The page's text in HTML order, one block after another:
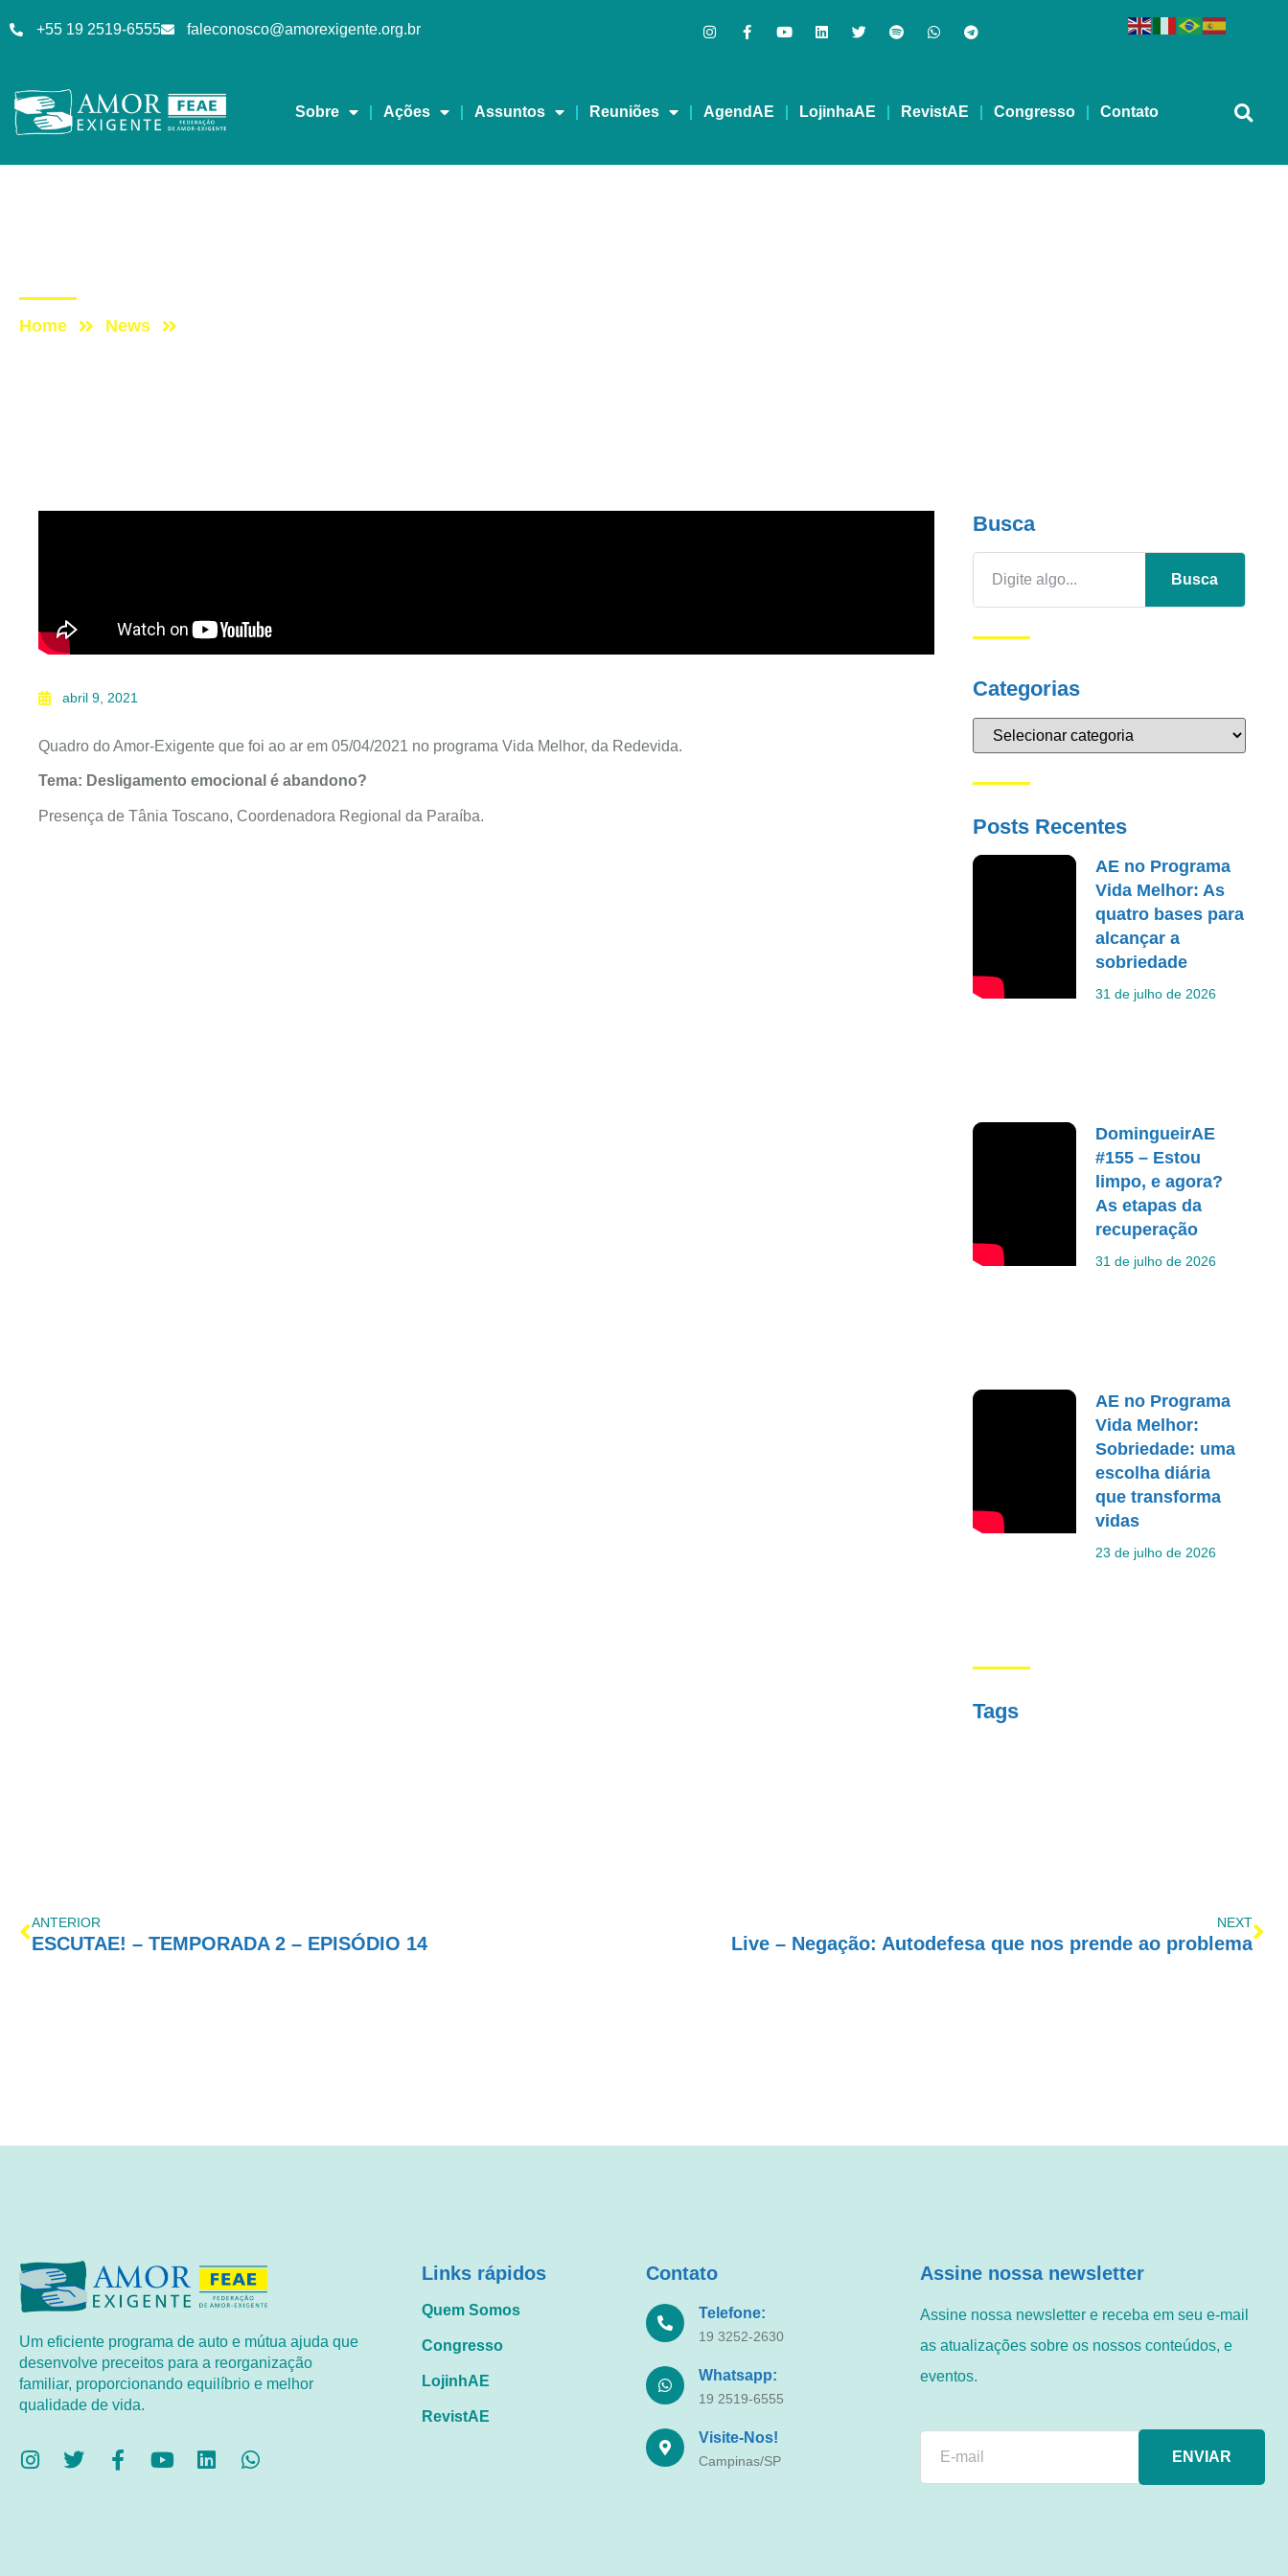
+55 19 2519-6555 faleconosco@amorexigente.org.br
Sobre Ações Assuntos Reuniões AgendAE LojinhaAE RevistAE Congresso Contato
Home News
abril 9, 2021
Quadro do Amor-Exigente que foi ao ar em 05/04/2021 no programa Vida Melhor, da Redevida.
Tema: Desligamento emocional é abandono?
Presença de Tânia Toscano, Coordenadora Regional da Paraíba.
Busca
Busca
Categorias
Posts Recentes
AE no Programa
Vida Melhor: As
quatro bases para
alcançar a
sobriedade
31 de julho de 2026
DomingueirAE
#155 – Estou
limpo, e agora?
As etapas da
recuperação
31 de julho de 2026
AE no Programa
Vida Melhor:
Sobriedade: uma
escolha diária
que transforma
vidas
23 de julho de 2026
Tags
ANTERIOR
ESCUTAE! – TEMPORADA 2 – EPISÓDIO 14
NEXT
Live – Negação: Autodefesa que nos prende ao problema
Um eficiente programa de auto e mútua ajuda que
desenvolve preceitos para a reorganização
familiar, proporcionando equilíbrio e melhor
qualidade de vida.
Links rápidos
Quem Somos
Congresso
LojinhAE
RevistAE
Contato
Telefone:
19 3252-2630
Whatsapp:
19 2519-6555
Visite-Nos!
Campinas/SP
Assine nossa newsletter
Assine nossa newsletter e receba em seu e-mail
as atualizações sobre os nossos conteúdos, e
eventos.
ENVIAR